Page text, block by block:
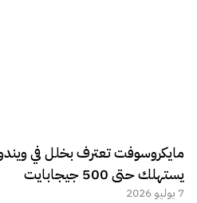
يستهلك حتى 500 جيجابايت
7 يوليو 2026